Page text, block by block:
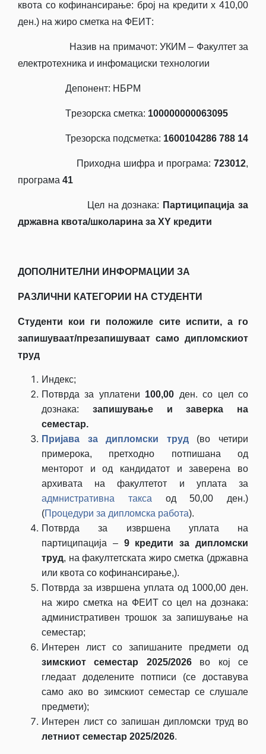
квота со кофинансирање: број на кредити х 410,00
ден.) на жиро сметка на ФЕИТ:
Назив на примачот: УКИМ – Факултет за
електротехника и инфомациски технологии
Депонент: НБРМ
Tрезорска сметка: 100000000063095
Трезорска подсметка: 1600104286 788 14
Приходна шифра и програма: 723012,
програма 41
Цел на дознака: Партиципација за
државна квота/школарина за XY кредити
ДОПОЛНИТЕЛНИ ИНФОРМАЦИИ ЗА
РАЗЛИЧНИ КАТЕГОРИИ НА СТУДЕНТИ
Студенти кои ги положиле сите испити, а го
запишуваат/презапишуваат само дипломскиот
труд
Индекс;
Потврда за уплатени 100,00 ден. со цел со
дознака: запишување и заверка на
семестар.
Пријава за дипломски труд(во четири
примерока, претходно потпишана од
менторот и од кандидатот и заверена во
архивата на факултетот и уплата за
адмнистративна такса од 50,00 ден.)
(Процедури за дипломска работа).
Потврда за извршена уплата на
партиципација – 9 кредити за дипломски
труд, на факултетската жиро сметка (државна
или квота со кофинансирање,).
Потврда за извршена уплата од 1000,00 ден.
на жиро сметка на ФЕИТ со цел на дознака:
административен трошок за запишување на
семестар;
Интерен лист со запишаните предмети од
зимскиот семестар 2025/2026во кој се
гледаат доделените потписи (се доставува
само ако во зимскиот семестар се слушале
предмети);
Интерен лист со запишан дипломски труд во
летниот семестар 2025/2026.